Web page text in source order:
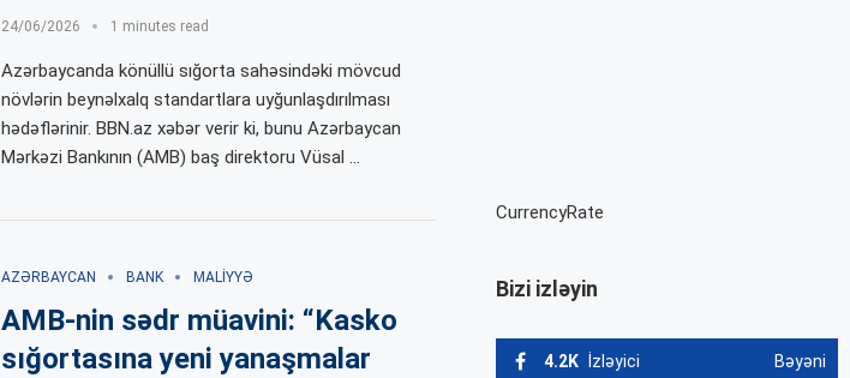
24/06/2026 1 minutes read
Azərbaycanda könüllü sığorta sahəsindəki mövcud
növlərin beynəlxalq standartlara uyğunlaşdırılması
hədəflərinir. BBN.az xəbər verir ki, bunu Azərbaycan
Mərkəzi Bankının (AMB) baş direktoru Vüsal …
AZƏRBAYCAN BANK MALIYYƏ
AMB-nin sədr müavini: “Kasko
sığortasına yeni yanaşmalar
CurrencyRate
Bizi izləyin
4.2K İzləyici Bəyəni